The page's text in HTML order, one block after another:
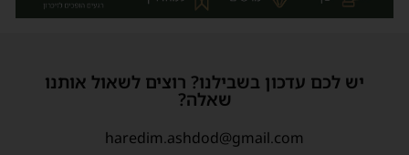
יש לכם עדכון בשבילנו? רוצים לשאול אותנו
שאלה?
haredim.ashdod@gmail.com